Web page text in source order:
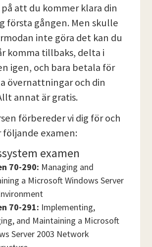
på att du kommer klara din
första gången. Men skulle
inte göra det kan du
komma tillbaks, delta i
igen, och bara betala för
övernattningar och din
annat är gratis.
förbereder vi dig för och
examen:
examen
70-290: Managing and
a Microsoft Windows Server
70-291: Implementing,
and Maintaining a Microsoft
Server 2003 Network